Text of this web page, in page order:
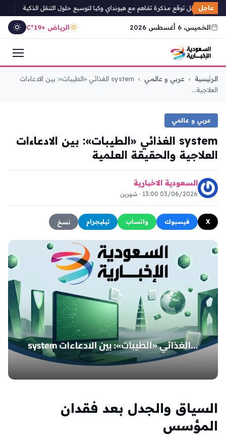
عاجل
العامة للنقل توقع مذكرة تفاهم مع هيونداي وكيا لتوسيع حلول التنقل الذكية
الخميس، 6 أغسطس 2026 الرياض +19°C
التجاوز
إلى
الرئيسية › عربي و عالمي ›
system الغذائي «الطيبات»: بين الادعاءات
العلاجية...
عربي و عالمي
system الغذائي «الطيبات»: بين الادعاءات
العلاجية والحقيقة العلمية
السعودية الاخبارية
03/06/2026 13:00 · شهرين
X فيسبوك واتساب تيليجرام نسخ
السياق والجدل بعد فقدان
المؤسس